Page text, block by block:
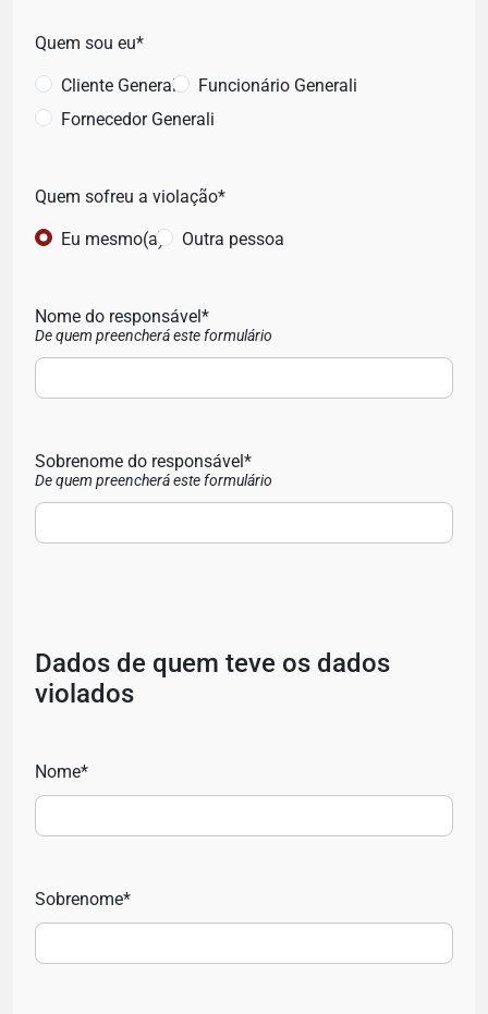
Quem sou eu*
Cliente Generali
Funcionário Generali
Fornecedor Generali
Quem sofreu a violação*
Eu mesmo(a) Outra pessoa
Nome do responsável*
De quem preencherá este formulário
Sobrenome do responsável*
De quem preencherá este formulário
Dados de quem teve os dados
violados
Nome*
Sobrenome*